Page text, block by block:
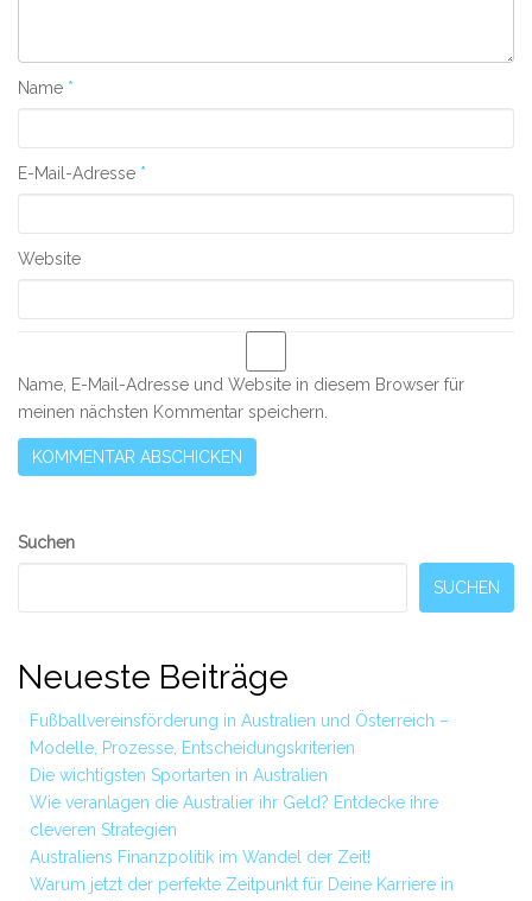
Name *
E-Mail-Adresse *
Website
Name, E-Mail-Adresse und Website in diesem Browser für
meinen nächsten Kommentar speichern.
Secondary
Suchen
SUCHEN
Neueste Beiträge
Fußballvereinsförderung in Australien und Österreich –
Modelle, Prozesse, Entscheidungskriterien
Die wichtigsten Sportarten in Australien
Wie veranlagen die Australier ihr Geld? Entdecke ihre
cleveren Strategien
Australiens Finanzpolitik im Wandel der Zeit!
Warum jetzt der perfekte Zeitpunkt für Deine Karriere in